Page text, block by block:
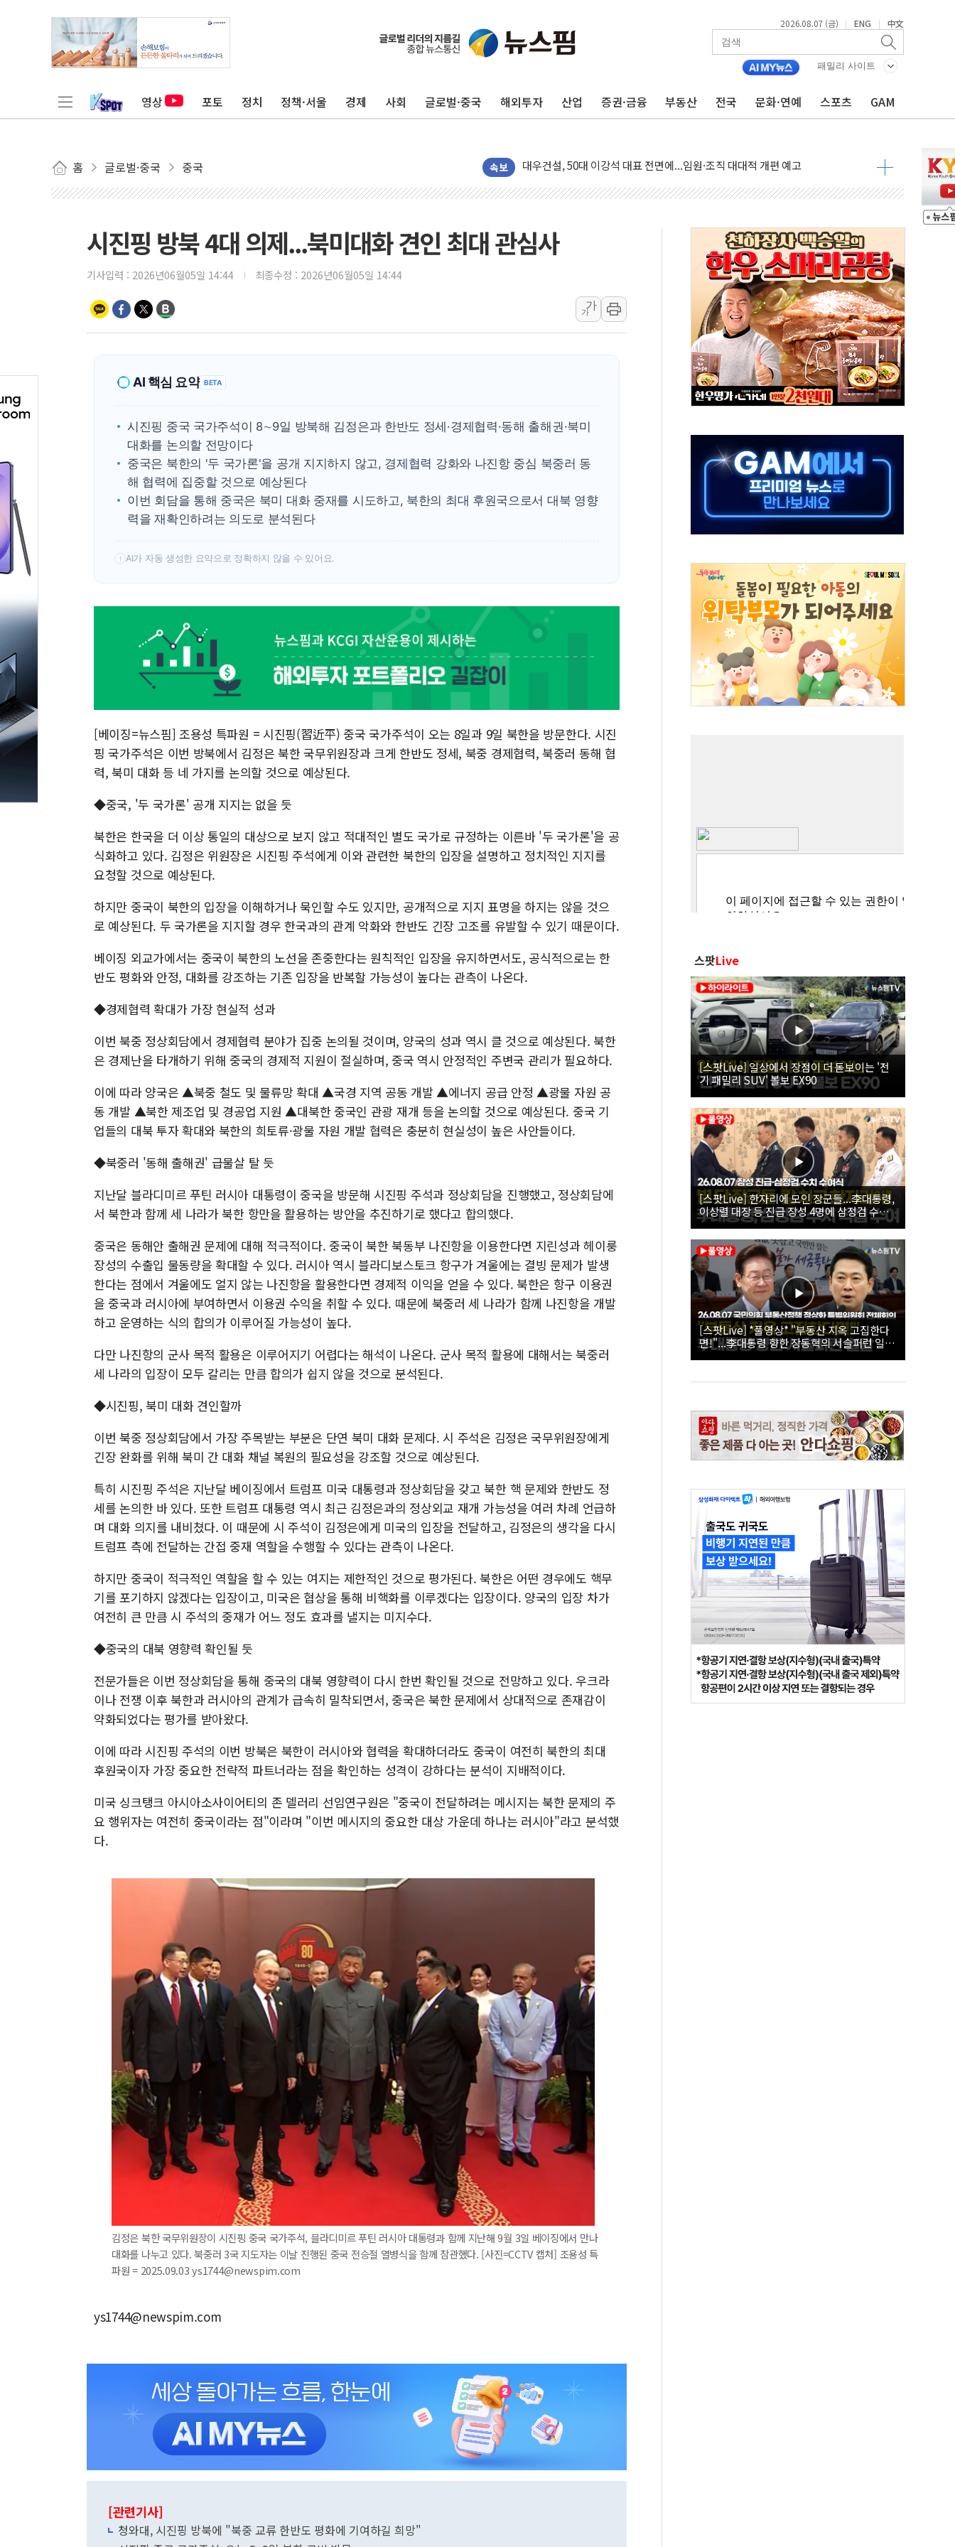
2026.08.07 (금) | ENG | 中文
패밀리 사이트
영상 포토 정치 정책·서울 경제 사회 글로벌·중국 해외투자 산업 증권·금융 부동산 전국 문화·연예 스포츠 GAM
홈 글로벌·중국 중국 속보
4자 연합 균열에 분쟁 재점화 조짐…한미 지배구조 다시 요동
금호석유화학, 2분기 영업익 4배 '껑충'…전부문 약진
"PAFC만으론 어렵다"…두산퓨얼셀, SOFC에 사활
임대사업자, 등록임대 세제혜택 축소에 반발…"정책 신뢰 뒤집어"
비츠로넥스텍, 한화에어로스페이스와 '누리호 5기분 엔진 구성품' 수주
1410원대 내려간 환율, "당분간 1400원 초반대 등락"
친트럼프 오글스 미 하원의원, 테네시주 경선서 낙선
"주식이야 코인이야"…연속 사이드카·널뛰기에 개미들 '패닉'
에쓰씨엔지니어링, 큐니티와 반도체 EPC 추가 수주
애드포러스, 30억원 규모 자사주 취득
롯데웰푸드, 2분기 영업익 88.5% 증가... 해외 자회사가 이끈 '더블 성장'
이성윤 '호남 민심은 주석야청' 파장…친명계 "처절한 역사를 말장난으로" 비판
나경원 의원 "장기보유 1주택자 과도한 세금 부당"…소득세법 개정안 발의 예고
李대통령, 규제합리화위 부위원장에 김태유·국립외교원장에 김흥규
한병도 "국민의힘, 말로만 주택 공급…도시정비법·주택법 등 처리 협조하라"
금투협, ChatGPT로 투자 웹리포트 만든다…AI 금융데이터 분석 과정 개설
박홍근 "국가재정시스템 안정성 한순간도 흔들려선 안돼"
시진핑 방북 4대 의제...북미대화 견인 최대 관심사
기사입력 : 2026년06월05일 14:44 최종수정 : 2026년06월05일 14:44
가
가
AI 핵심 요약 BETA
시진핑 중국 국가주석이 8∼9일 방북해 김정은과 한반도 정세·경제협력·동해 출해권·북미
대화를 논의할 전망이다
중국은 북한의 '두 국가론'을 공개 지지하지 않고, 경제협력 강화와 나진항 중심 북중러 동
해 협력에 집중할 것으로 예상된다
이번 회담을 통해 중국은 북미 대화 중재를 시도하고, 북한의 최대 후원국으로서 대북 영향
력을 재확인하려는 의도로 분석된다
! AI가 자동 생성한 요약으로 정확하지 않을 수 있어요.
[베이징=뉴스핌] 조용성 특파원 = 시진핑(習近平) 중국 국가주석이 오는 8일과 9일 북한을 방문한다. 시진
핑 국가주석은 이번 방북에서 김정은 북한 국무위원장과 크게 한반도 정세, 북중 경제협력, 북중러 동해 협
력, 북미 대화 등 네 가지를 논의할 것으로 예상된다.
◆중국, '두 국가론' 공개 지지는 없을 듯
북한은 한국을 더 이상 통일의 대상으로 보지 않고 적대적인 별도 국가로 규정하는 이른바 '두 국가론'을 공
식화하고 있다. 김정은 위원장은 시진핑 주석에게 이와 관련한 북한의 입장을 설명하고 정치적인 지지를
요청할 것으로 예상된다.
하지만 중국이 북한의 입장을 이해하거나 묵인할 수도 있지만, 공개적으로 지지 표명을 하지는 않을 것으
로 예상된다. 두 국가론을 지지할 경우 한국과의 관계 악화와 한반도 긴장 고조를 유발할 수 있기 때문이다.
베이징 외교가에서는 중국이 북한의 노선을 존중한다는 원칙적인 입장을 유지하면서도, 공식적으로는 한
반도 평화와 안정, 대화를 강조하는 기존 입장을 반복할 가능성이 높다는 관측이 나온다.
◆경제협력 확대가 가장 현실적 성과
이번 북중 정상회담에서 경제협력 분야가 집중 논의될 것이며, 양국의 성과 역시 클 것으로 예상된다. 북한
은 경제난을 타개하기 위해 중국의 경제적 지원이 절실하며, 중국 역시 안정적인 주변국 관리가 필요하다.
이에 따라 양국은 ▲북중 철도 및 물류망 확대 ▲국경 지역 공동 개발 ▲에너지 공급 안정 ▲광물 자원 공
동 개발 ▲북한 제조업 및 경공업 지원 ▲대북한 중국인 관광 재개 등을 논의할 것으로 예상된다. 중국 기
업들의 대북 투자 확대와 북한의 희토류·광물 자원 개발 협력은 충분히 현실성이 높은 사안들이다.
◆북중러 '동해 출해권' 급물살 탈 듯
지난달 블라디미르 푸틴 러시아 대통령이 중국을 방문해 시진핑 주석과 정상회담을 진행했고, 정상회담에
서 북한과 함께 세 나라가 북한 항만을 활용하는 방안을 추진하기로 했다고 합의했다.
중국은 동해안 출해권 문제에 대해 적극적이다. 중국이 북한 북동부 나진항을 이용한다면 지린성과 헤이룽
장성의 수출입 물동량을 확대할 수 있다. 러시아 역시 블라디보스토크 항구가 겨울에는 결빙 문제가 발생
한다는 점에서 겨울에도 얼지 않는 나진항을 활용한다면 경제적 이익을 얻을 수 있다. 북한은 항구 이용권
을 중국과 러시아에 부여하면서 이용권 수익을 취할 수 있다. 때문에 북중러 세 나라가 함께 나진항을 개발
하고 운영하는 식의 합의가 이루어질 가능성이 높다.
다만 나진항의 군사 목적 활용은 이루어지기 어렵다는 해석이 나온다. 군사 목적 활용에 대해서는 북중러
세 나라의 입장이 모두 갈리는 만큼 합의가 쉽지 않을 것으로 분석된다.
◆시진핑, 북미 대화 견인할까
이번 북중 정상회담에서 가장 주목받는 부분은 단연 북미 대화 문제다. 시 주석은 김정은 국무위원장에게
긴장 완화를 위해 북미 간 대화 채널 복원의 필요성을 강조할 것으로 예상된다.
특히 시진핑 주석은 지난달 베이징에서 트럼프 미국 대통령과 정상회담을 갖고 북한 핵 문제와 한반도 정
세를 논의한 바 있다. 또한 트럼프 대통령 역시 최근 김정은과의 정상외교 재개 가능성을 여러 차례 언급하
며 대화 의지를 내비쳤다. 이 때문에 시 주석이 김정은에게 미국의 입장을 전달하고, 김정은의 생각을 다시
트럼프 측에 전달하는 간접 중재 역할을 수행할 수 있다는 관측이 나온다.
하지만 중국이 적극적인 역할을 할 수 있는 여지는 제한적인 것으로 평가된다. 북한은 어떤 경우에도 핵무
기를 포기하지 않겠다는 입장이고, 미국은 협상을 통해 비핵화를 이루겠다는 입장이다. 양국의 입장 차가
여전히 큰 만큼 시 주석의 중재가 어느 정도 효과를 낼지는 미지수다.
◆중국의 대북 영향력 확인될 듯
전문가들은 이번 정상회담을 통해 중국의 대북 영향력이 다시 한번 확인될 것으로 전망하고 있다. 우크라
이나 전쟁 이후 북한과 러시아의 관계가 급속히 밀착되면서, 중국은 북한 문제에서 상대적으로 존재감이
약화되었다는 평가를 받아왔다.
이에 따라 시진핑 주석의 이번 방북은 북한이 러시아와 협력을 확대하더라도 중국이 여전히 북한의 최대
후원국이자 가장 중요한 전략적 파트너라는 점을 확인하는 성격이 강하다는 분석이 지배적이다.
미국 싱크탱크 아시아소사이어티의 존 델러리 선임연구원은 "중국이 전달하려는 메시지는 북한 문제의 주
요 행위자는 여전히 중국이라는 점"이라며 "이번 메시지의 중요한 대상 가운데 하나는 러시아"라고 분석했
다.
김정은 북한 국무위원장이 시진핑 중국 국가주석, 블라디미르 푸틴 러시아 대통령과 함께 지난해 9월 3일 베이징에서 만나
대화를 나누고 있다. 북중러 3국 지도자는 이날 진행된 중국 전승절 열병식을 함께 참관했다. [사진=CCTV 캡처] 조용성 특
파원 = 2025.09.03 ys1744@newspim.com
ys1744@newspim.com
[관련기사]
청와대, 시진핑 방북에 "북중 교류 한반도 평화에 기여하길 희망"
스팟Live
[스팟Live] 일상에서 장점이 더 돋보이는 '전
기 패밀리 SUV' 볼보 EX90
[스팟Live] 한자리에 모인 장군들...李대통령,
이상렬 대장 등 진급 장성 4명에 삼정검 수치
직접 수여｜26.08.07 장성 진급·삼정검 수치
수여식
[스팟Live] *풀영상* "부동산 지옥 고집한다
면!"...李대통령 향한 장동혁의 서슬퍼런 일갈
| 26.08.07 국민의힘 부동산정책 정상화 특별